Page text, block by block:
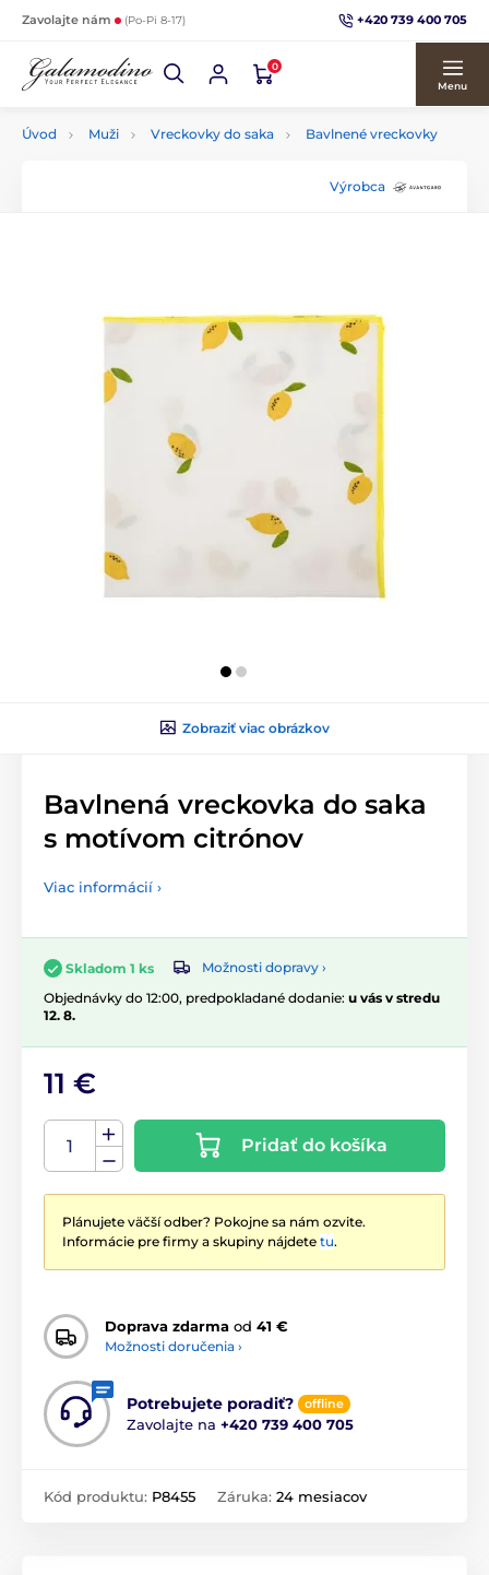
Zavolajte nám (Po-Pi 8-17) +420 739 400 705
0
Menu
Úvod Muži Vreckovky do saka Bavlnené vreckovky
Výrobca
Zobraziť viac obrázkov
Bavlnená vreckovka do saka
s motívom citrónov
Viac informácií ›
Skladom 1 ks
Možnosti dopravy ›
Objednávky do 12:00, predpokladané dodanie: u vás v stredu
12. 8.
11 €
Pridať do košíka
Plánujete väčší odber? Pokojne sa nám ozvite.
Informácie pre firmy a skupiny nájdete tu.
Doprava zdarma od 41 €
Možnosti doručenia ›
Potrebujete poradiť? offline
Zavolajte na +420 739 400 705
Kód produktu: P8455 Záruka: 24 mesiacov